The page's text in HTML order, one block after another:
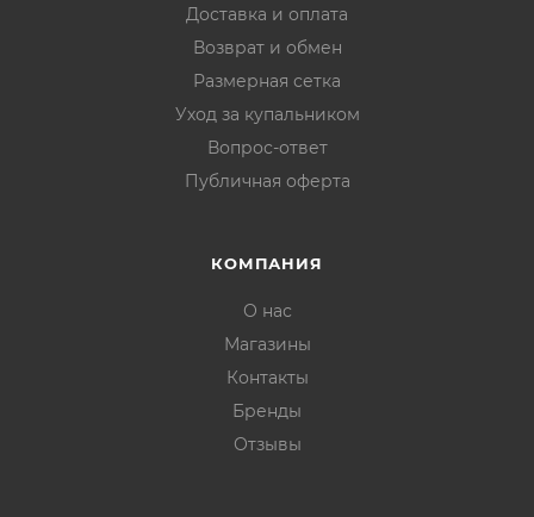
Доставка и оплата
Возврат и обмен
Размерная сетка
Уход за купальником
Вопрос-ответ
Публичная оферта
КОМПАНИЯ
О нас
Магазины
Контакты
Бренды
Отзывы